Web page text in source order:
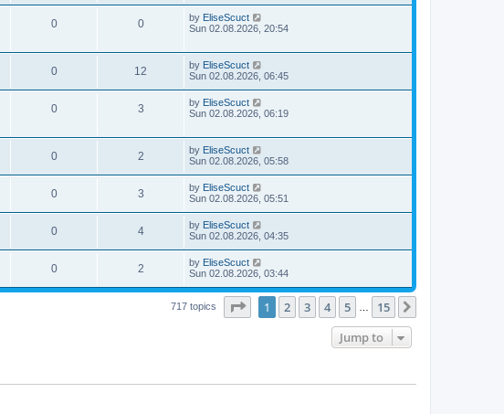
0 0 by EliseScuct
Sun 02.08.2026, 20:54
0 12 by EliseScuct
Sun 02.08.2026, 06:45
0 3 by EliseScuct
Sun 02.08.2026, 06:19
0 2 by EliseScuct
Sun 02.08.2026, 05:58
0 3 by EliseScuct
Sun 02.08.2026, 05:51
0 4 by EliseScuct
Sun 02.08.2026, 04:35
0 2 by EliseScuct
Sun 02.08.2026, 03:44
717 topics Page of 15
1 2 3 4 5 15
Jump to